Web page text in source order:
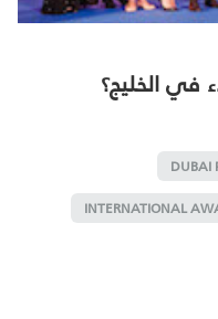
في الخليج؟
DUBAI
INTERNATIONAL